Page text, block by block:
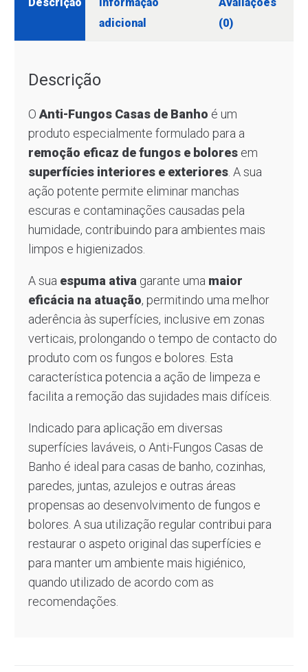
adicional
(0)
Descrição
O Anti-Fungos Casas de Banho é um
produto especialmente formulado para a
remoção eficaz de fungos e boloresem
superfícies interiores e exteriores. A sua
ação potente permite eliminar manchas
escuras e contaminações causadas pela
humidade, contribuindo para ambientes mais
limpos e higienizados.
A sua espuma ativa garante uma maior
eficácia na atuação, permitindo uma melhor
aderência às superfícies, inclusive em zonas
verticais, prolongando o tempo de contacto do
produto com os fungos e bolores. Esta
característica potencia a ação de limpeza e
facilita a remoção das sujidades mais difíceis.
Indicado para aplicação em diversas
superfícies laváveis, o Anti-Fungos Casas de
Banho é ideal para casas de banho, cozinhas,
paredes, juntas, azulejos e outras áreas
propensas ao desenvolvimento de fungos e
bolores. A sua utilização regular contribui para
restaurar o aspeto original das superfícies e
para manter um ambiente mais higiénico,
quando utilizado de acordo com as
recomendações.